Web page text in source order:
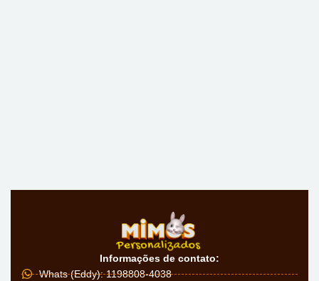
Informações de contato:
Whats (Eddy): 1198808-4038